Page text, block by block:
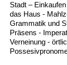
Stadt –
das Haus -
Grammatik und
Präsens -
Verneinung -